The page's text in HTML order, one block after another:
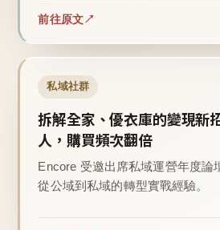
前往原文
私域社群
拆解全家、優衣庫的變現新
人，購買頻次翻倍
Encore 受邀出席私域運營年度論
從公域到私域的轉型實戰經驗。